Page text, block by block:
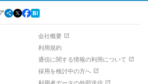
会社概要
利用規約
通信に関する情報の利用について
採用を検討中の方へ